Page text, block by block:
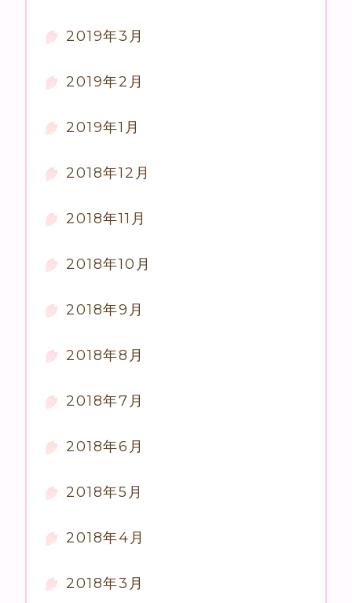
2019年3月
2019年2月
2019年1月
2018年12月
2018年11月
2018年10月
2018年9月
2018年8月
2018年7月
2018年6月
2018年5月
2018年4月
2018年3月